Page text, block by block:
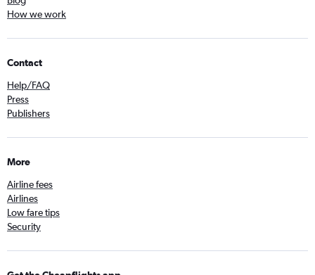
How we work
Contact
Help/FAQ
Press
Publishers
More
Airline fees
Airlines
Low fare tips
Security